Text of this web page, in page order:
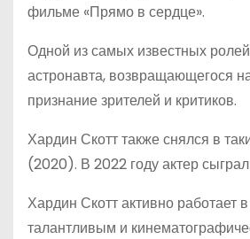
фильме «Прямо в сердце».
Одной из самых известных
астронавта, возвращающегося
признание зрителей и критиков.
Хардин Скотт также снялся в
(2020). В 2022 году актер
Хардин Скотт активно работает
талантливым и